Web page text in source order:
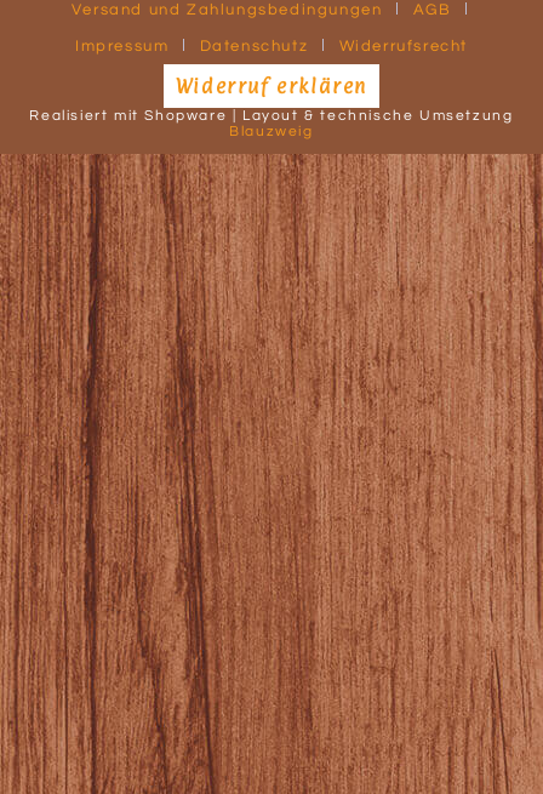
Versand und Zahlungsbedingungen AGB
Impressum Datenschutz Widerrufsrecht
Widerruf erklären
Realisiert mit Shopware | Layout & technische Umsetzung
Blauzweig